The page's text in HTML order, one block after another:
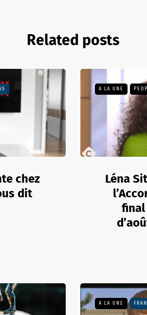
Related posts
chez
dit
A LA UNE
Léna
final
A LA UNE